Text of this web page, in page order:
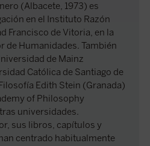
(Albacete, 1973) es
en el Instituto Razón
Francisco de Vitoria, en la
de Humanidades. También
de Mainz
Católica de Santiago de
Edith Stein (Granada)
of Philosophy
universidades.
sus libros, capítulos y
centrado habitualmente